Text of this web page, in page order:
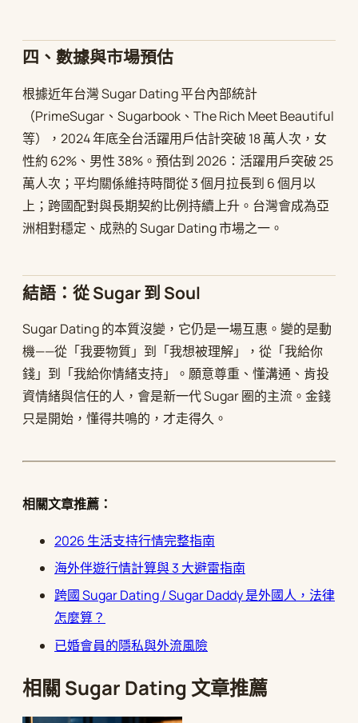
四、數據與市場預估
根據近年台灣 Sugar Dating 平台內部統計
（PrimeSugar、Sugarbook、The Rich Meet Beautiful
等），2024 年底全台活躍用戶估計突破 18 萬人次，女
性約 62%、男性 38%。預估到 2026：活躍用戶突破 25
萬人次；平均關係維持時間從 3 個月拉長到 6 個月以
上；跨國配對與長期契約比例持續上升。台灣會成為亞
洲相對穩定、成熟的 Sugar Dating 市場之一。
結語：從 Sugar 到 Soul
Sugar Dating 的本質沒變，它仍是一場互惠。變的是動
機——從「我要物質」到「我想被理解」，從「我給你
錢」到「我給你情緒支持」。願意尊重、懂溝通、肯投
資情緒與信任的人，會是新一代 Sugar 圈的主流。金錢
只是開始，懂得共鳴的，才走得久。
相關文章推薦：
2026 生活支持行情完整指南
海外伴遊行情計算與 3 大避雷指南
跨國 Sugar Dating / Sugar Daddy 是外國人，法律
怎麼算？
已婚會員的隱私與外流風險
相關 Sugar Dating 文章推薦